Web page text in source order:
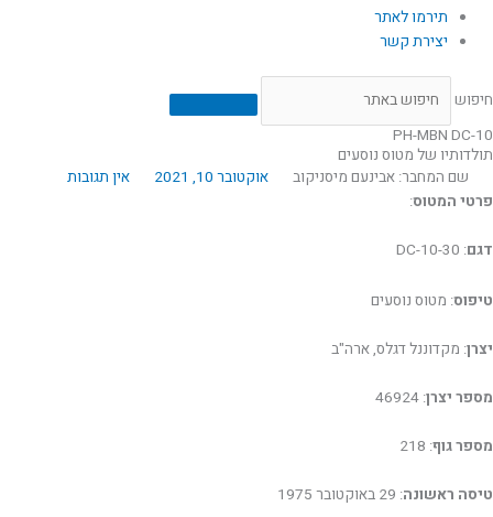
תירמו לאתר
יצירת קשר
חיפוש
PH-MBN DC-10
תולדותיו של מטוס נוסעים
שם המחבר: אבינעם מיסניקוב
אוקטובר 10, 2021
אין תגובות
פרטי המטוס:
דגם: DC-10-30
טיפוס: מטוס נוסעים
יצרן: מקדוננל דגלס, ארה"ב
מספר יצרן: 46924
מספר גוף: 218
טיסה ראשונה: 29 באוקטובר 1975